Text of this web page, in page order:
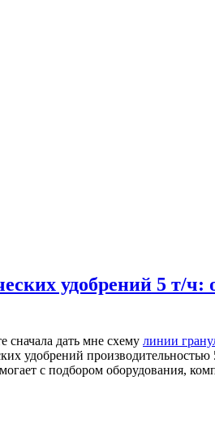
удобрений 5 т/
дать мне схему линии
удобрений
с подбором оборудования,